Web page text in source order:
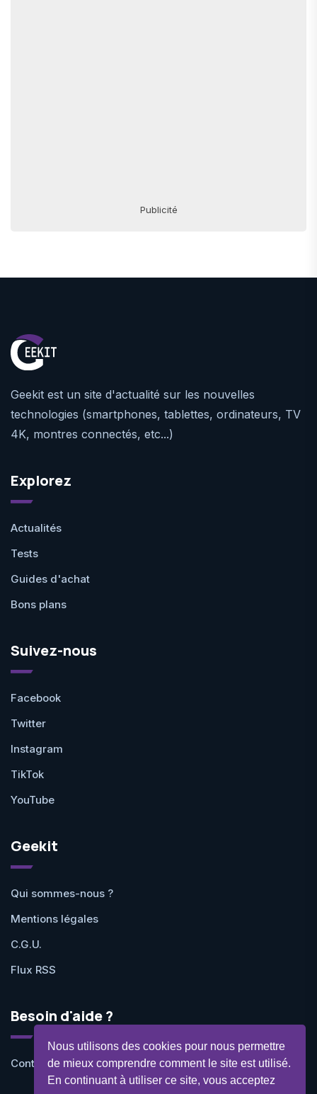
Nous utilisons des cookies pour nous permettre
de mieux comprendre comment le site est utilisé.
En continuant à utiliser ce site, vous acceptez
Publicité
Geekit est un site d'actualité sur les nouvelles
technologies (smartphones, tablettes, ordinateurs, TV
4K, montres connectés, etc...)
Explorez
Actualités
Tests
Guides d'achat
Bons plans
Suivez-nous
Facebook
Twitter
Instagram
TikTok
YouTube
Geekit
Qui sommes-nous ?
Mentions légales
C.G.U.
Flux RSS
Besoin d'aide ?
Contactez-nous